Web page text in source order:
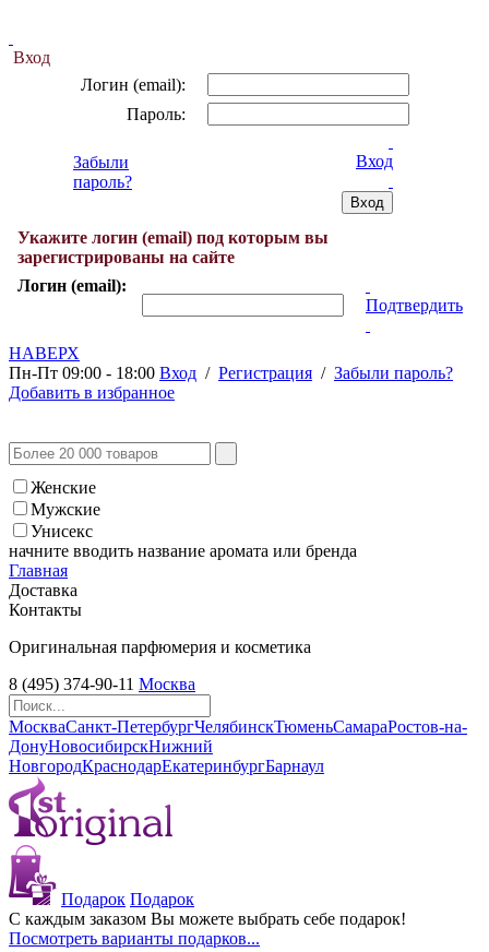
Вход
Логин (email):
Пароль:
Забыли
пароль?
Вход
Укажите логин (email) под которым вы
зарегистрированы на сайте
Логин (email):
Подтвердить
НАВЕРХ
Пн-Пт 09:00 - 18:00 Вход / Регистрация / Забыли пароль?
Добавить в избранное
Женские
Мужские
Унисекс
начните вводить название аромата или бренда
Главная
Доставка
Контакты
Оригинальная парфюмерия и косметика
8 (495) 374-90-11 Москва
МоскваСанкт-ПетербургЧелябинскТюменьСамараРостов-на-
ДонуНовосибирскНижний
НовгородКраснодарЕкатеринбургБарнаул
Подарок Подарок
С каждым заказом Вы можете выбрать себе подарок!
Посмотреть варианты подарков...